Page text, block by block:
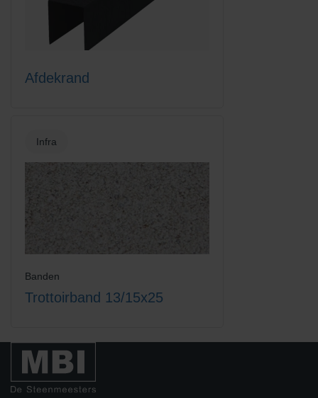
Afdekrand
Infra
Banden
Trottoirband 13/15x25